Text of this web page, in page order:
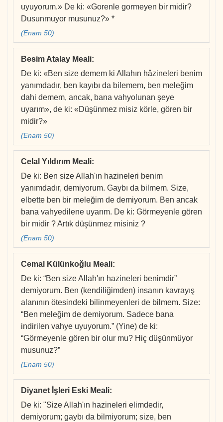
uyuyorum.» De ki: «Gorenle gormeyen bir midir?
Dusunmuyor musunuz?» *
(Enam 50)
Besim Atalay Meali:
De ki: «Ben size demem ki Allahın hâzineleri benim
yanımdadır, ben kayıbı da bilemem, ben meleğim
dahi demem, ancak, bana vahyolunan şeye
uyarım», de ki: «Düşünmez misiz körle, gören bir
midir?»
(Enam 50)
Celal Yıldırım Meali:
De ki: Ben size Allah'ın hazineleri benim
yanımdadır, demiyorum. Gaybı da bilmem. Size,
elbette ben bir meleğim de demiyorum. Ben ancak
bana vahyedilene uyarım. De ki: Görmeyenle gören
bir midir ? Artık düşünmez misiniz ?
(Enam 50)
Cemal Külünkoğlu Meali:
De ki: “Ben size Allah'ın hazineleri benimdir”
demiyorum. Ben (kendiliğimden) insanın kavrayış
alanının ötesindeki bilinmeyenleri de bilmem. Size:
“Ben meleğim de demiyorum. Sadece bana
indirilen vahye uyuyorum.” (Yine) de ki:
“Görmeyenle gören bir olur mu? Hiç düşünmüyor
musunuz?”
(Enam 50)
Diyanet İşleri Eski Meali:
De ki: "Size Allah'ın hazineleri elimdedir,
demiyorum; gaybı da bilmiyorum; size, ben